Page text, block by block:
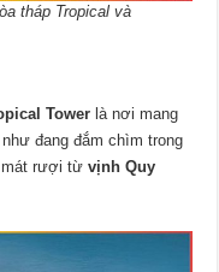
tháp Tropical và
Tower là nơi mang
đang đắm chìm trong
mát rượi từvịnh Quy